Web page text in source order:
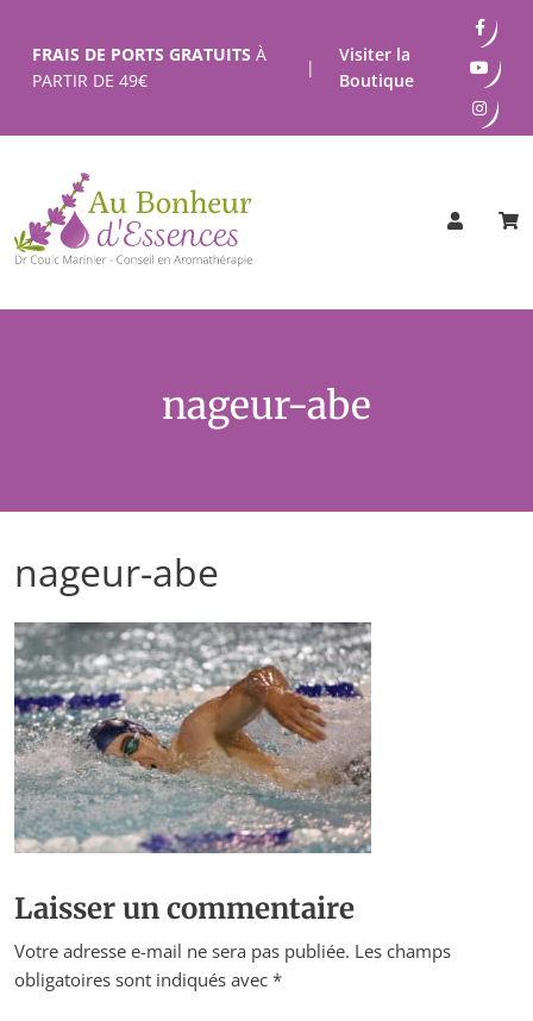
contenu
FRAIS DE PORTS GRATUITS À
PARTIR DE 49€
|
Visiter la
Boutique
nageur-abe
nageur-abe
Laisser un commentaire
Votre adresse e-mail ne sera pas publiée. Les champs
obligatoires sont indiqués avec *